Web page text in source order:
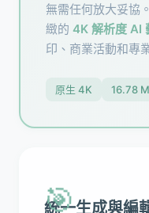
無需任何放大妥協。
緻的 4K 解析度 AI
印、商業活動和專
原生 4K 16.78
🎯
統一生成與編